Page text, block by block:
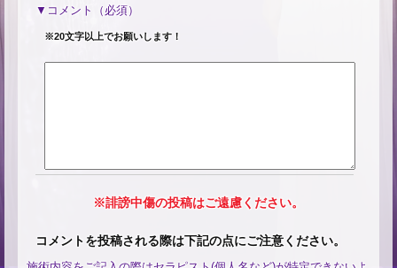
コメント （必須）
※20文字以上でお願いします！
※誹謗中傷の投稿はご遠慮ください。
コメントを投稿される際は下記の点にご注意ください。